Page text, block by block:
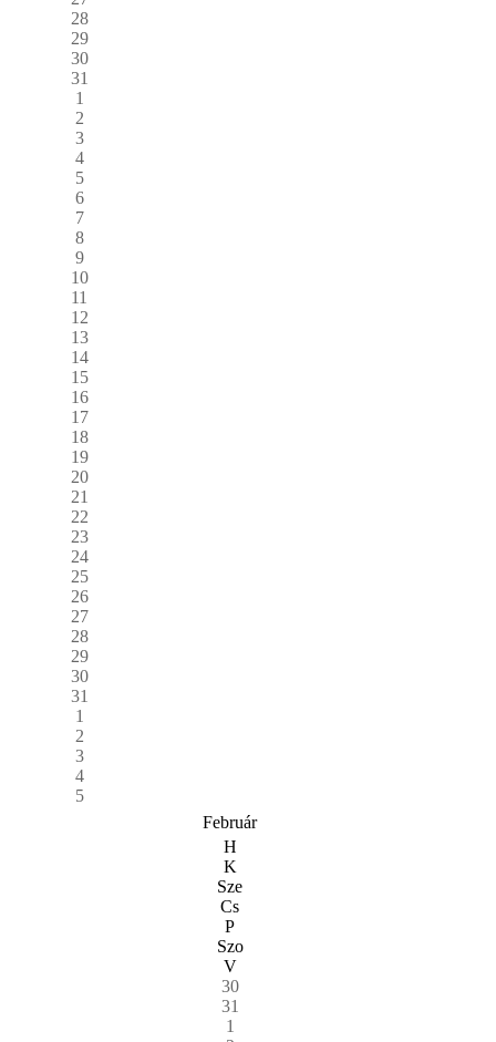
28
29
30
31
1
2
3
4
5
6
7
8
9
10
11
12
13
14
15
16
17
18
19
20
21
22
23
24
25
26
27
28
29
30
31
1
2
3
4
5
Február
H
K
Sze
Cs
P
Szo
V
30
31
1